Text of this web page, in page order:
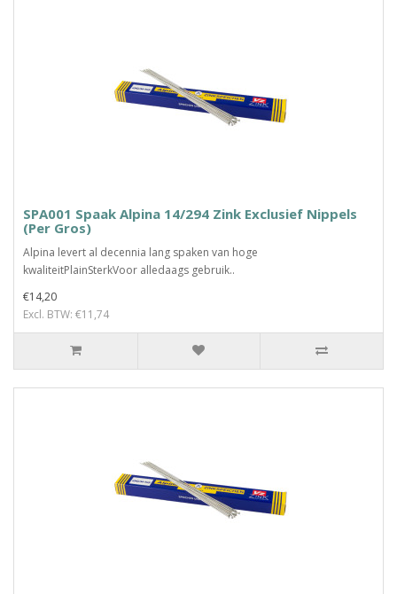
SPA001 Spaak Alpina 14/294 Zink Exclusief Nippels
(Per Gros)
Alpina levert al decennia lang spaken van hoge
kwaliteitPlainSterkVoor alledaags gebruik..
€14,20
Excl. BTW: €11,74